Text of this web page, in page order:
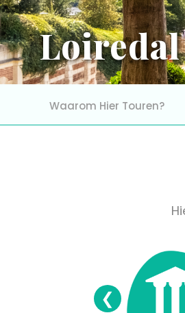
Loiredal
Waarom Hier Touren?
❮